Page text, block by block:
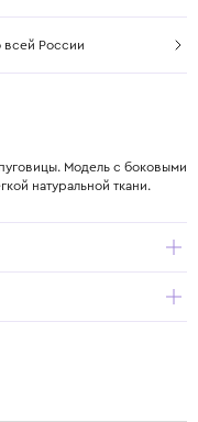
всей России
Модель с боковыми
натуральной ткани.